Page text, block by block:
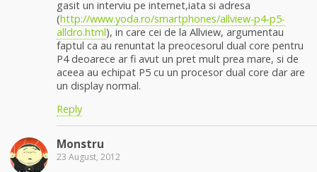
gasit un interviu pe internet,iata si adresa
(http://www.yoda.ro/smartphones/allview-p4-p5-
alldro.html), in care cei de la Allview, argumentau
faptul ca au renuntat la preocesorul dual core pentru
P4 deoarece ar fi avut un pret mult prea mare, si de
aceea au echipat P5 cu un procesor dual core dar are
un display normal.
Reply
Monstru
23 August, 2012